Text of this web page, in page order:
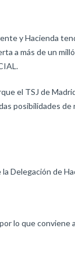
y Hacienda
a más de un
el TSJ de
posibilidades de
Delegación de
lo que